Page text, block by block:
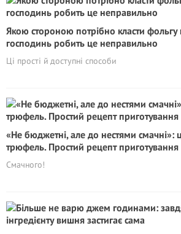
Якою стороною потрібно класти фольгу
господинь робить це неправильно
Ці прості й доступні способи
«Не бюджетні, але до нестями смачні»:
трюфель. Простий рецепт приготування
Смачного!